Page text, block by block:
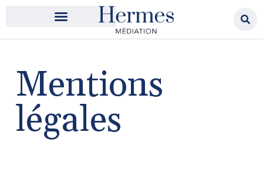
Mentions
légales